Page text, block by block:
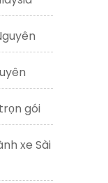
gói
xe Sài